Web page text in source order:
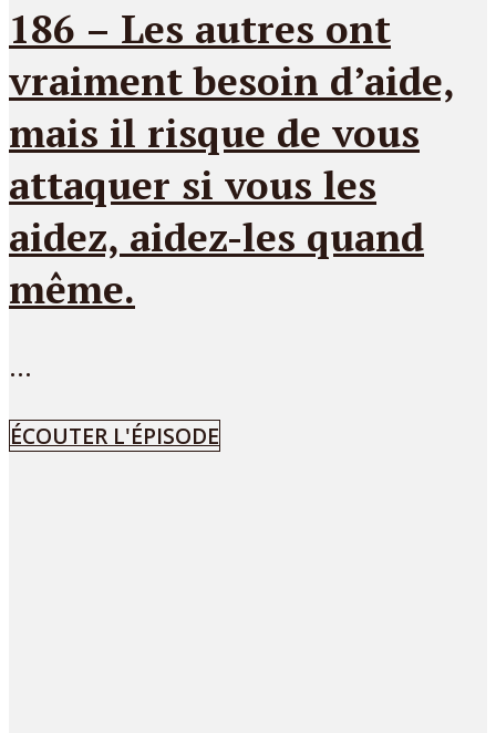
186 – Les autres ont
vraiment besoin d’aide,
mais il risque de vous
attaquer si vous les
aidez, aidez-les quand
même.
...
ÉCOUTER L'ÉPISODE